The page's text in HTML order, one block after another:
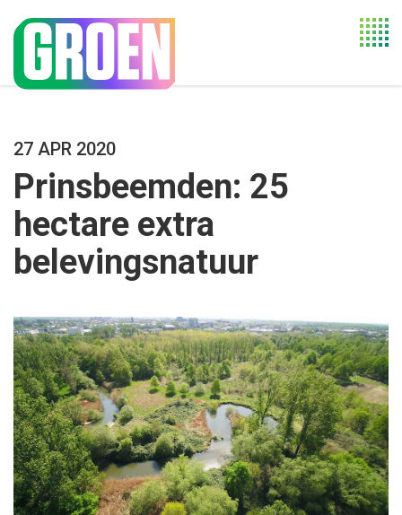
27 APR 2020
Prinsbeemden: 25
hectare extra
belevingsnatuur